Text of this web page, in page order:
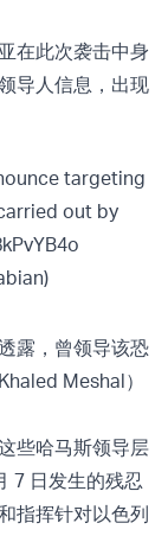
在此次袭击中身
导人信息，出现
targeting
out by
露，曾领导该恐
Meshal）
些哈马斯领导层
7 日发生的残忍
指挥针对以色列